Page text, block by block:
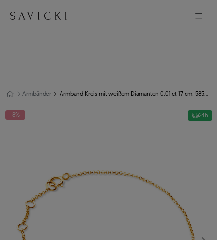
Armbänder Armband Kreis mit weißem Diamanten 0,01 ct 17 cm, 585er Gold
-8% 24h